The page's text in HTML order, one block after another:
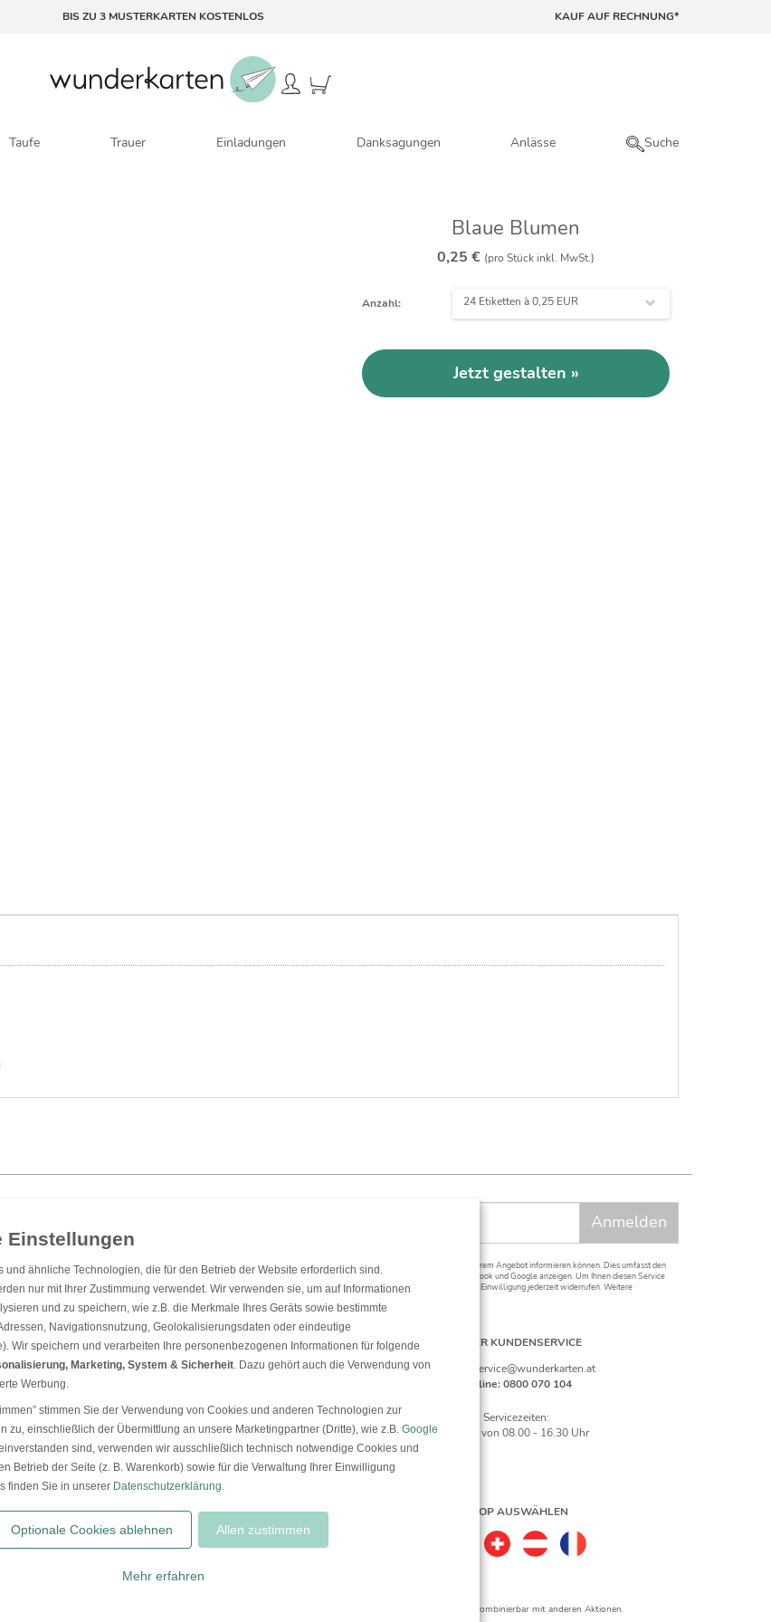
BIS ZU 3 MUSTERKARTEN KOSTENLOS KAUF AUF RECHNUNG*
Taufe Trauer Einladungen Danksagungen Anlässe Suche
Blaue Blumen
0,25 € (pro Stück inkl. MwSt.)
Anzahl: 24 Etiketten à0,25 EUR
Jetzt gestalten
Einwilligung zur Datennutzung für Marketingzwecke:Hiermit willigen Sie ein, dass wir Sie mit neuesten Informationen aus unserem Angebot informieren können. Dies umfasst den
Versand unseres Newsletters. Zudem können wir Ihnen Produktinformationen zu Ihren Interessen auf anderen Plattformen wie Facebook und Google anzeigen. Um Ihnen diesen Service
anbieten zu können, nutzen wir Ihre personenbezogenen Daten und teilen diese auch mit Dritten, wenn erforderlich. Sie können diese Einwilligung jederzeit widerrufen. Weitere
Informationen erhalten Sie in unserer Datenschutzerklärung.
UNSER KUNDENSERVICE
E-Mail: service@wunderkarten.at
Hotline: 0800 070 104
Servicezeiten:
Mo - Fr von 08.00 - 16.30 Uhr
EINFACHE UND SICHERE BEZAHLUNG
SHOP AUSWÄHLEN
Karten ausgeschlossen. Mindestbestellwert 30€. Keine Barauszahlung oder nachträgliche Verrechnung. Nicht kombinierbar mit anderen Aktionen.
und ähnliche Technologien, die für den Betrieb der Website erforderlich sind.
nur mit Ihrer Zustimmung verwendet. Wir verwenden sie, um auf Informationen
und zu speichern, wie z.B. die Merkmale Ihres Geräts sowie bestimmte
Navigationsnutzung, Geolokalisierungsdaten oder eindeutige
Wir speichern und verarbeiten Ihre personenbezogenen Informationen für folgende
Marketing, System & Sicherheit . Dazu gehört auch die Verwendung von
Werbung.
stimmen Sie der Verwendung von Cookies und anderen Technologien zur
zu, einschließlich der Übermittlung an unsere Marketingpartner (Dritte), wie z.B. Google
sind, verwenden wir ausschließlich technisch notwendige Cookies und
Betrieb der Seite (z. B. Warenkorb) sowie für die Verwaltung Ihrer Einwilligung
finden Sie in unserer Datenschutzerklärung.
Mehr erfahren
Optionale Cookies ablehnen Allen zustimmen